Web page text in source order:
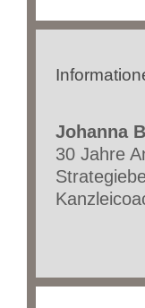
Johanna
30 Jahre